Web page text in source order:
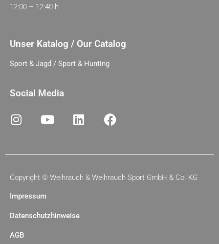
12:00 – 12:40 h
Unser Katalog / Our Catalog
Sport & Jagd / Sport & Hunting
Social Media
Copyright © Weihrauch & Weihrauch Sport GmbH & Co. KG
Impressum
Datenschutzhinweise
AGB